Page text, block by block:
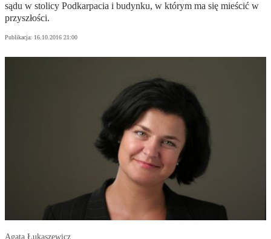
sądu w stolicy Podkarpacia i budynku, w którym ma się mieścić w
przyszłości.
Publikacja: 16.10.2016 21:00
Agata Łukaszewicz